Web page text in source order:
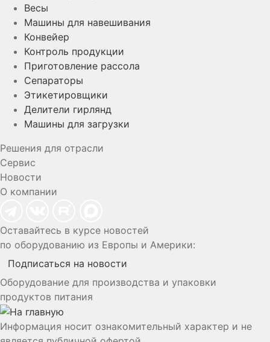
Весы
Машины для навешивания
Конвейер
Контроль продукции
Приготовление рассола
Сепараторы
Этикетировщики
Делители гирлянд
Машины для загрузки
Решения для отрасли
Сервис
Новости
О компании
Оставайтесь в курсе новостей
по оборудованию из Европы и Америки:
Подписаться на новости
Оборудование для производства и упаковки
продуктов питания
Информация носит ознакомительный характер и не